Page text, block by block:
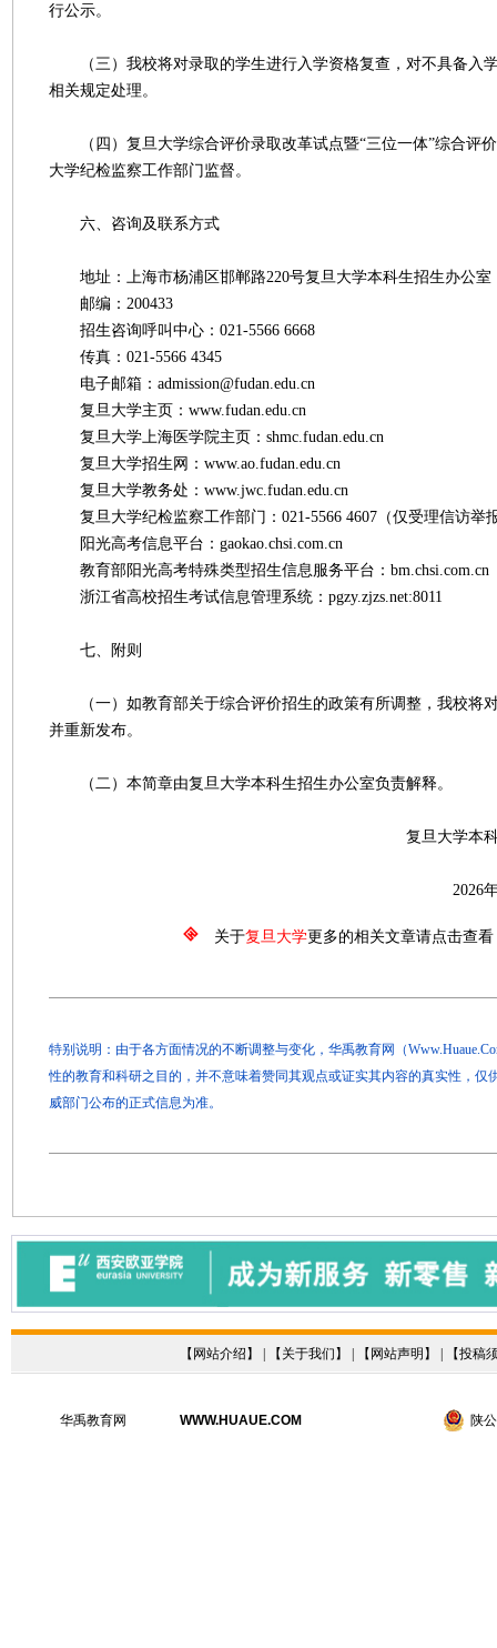
行公示。
（三）我校将对录取的学生进行入学资格复查，对不具备入
相关规定处理。
（四）复旦大学综合评价录取改革试点暨“三位一体”综合评
大学纪检监察工作部门监督。
六、咨询及联系方式
地址：上海市杨浦区邯郸路220号复旦大学本科生招生办公室
邮编：200433
招生咨询呼叫中心：021-5566 6668
传真：021-5566 4345
电子邮箱：admission@fudan.edu.cn
复旦大学主页：www.fudan.edu.cn
复旦大学上海医学院主页：shmc.fudan.edu.cn
复旦大学招生网：www.ao.fudan.edu.cn
复旦大学教务处：www.jwc.fudan.edu.cn
复旦大学纪检监察工作部门：021-5566 4607（仅受理信访举
阳光高考信息平台：gaokao.chsi.com.cn
教育部阳光高考特殊类型招生信息服务平台：bm.chsi.com.cn
浙江省高校招生考试信息管理系统：pgzy.zjzs.net:8011
七、附则
（一）如教育部关于综合评价招生的政策有所调整，我校将
并重新发布。
（二）本简章由复旦大学本科生招生办公室负责解释。
复旦大学本科生招生
2026年5月13
关于复旦大学更多的相关文章请点击查看
特别说明：由于各方面情况的不断调整与变化，华禹教育网（
性的教育和科研之目的，并不意味着赞同其观点或证实其内容的真实性，仅
威部门公布的正式信息为准。
【 网站介绍 】 | 【 关于我们 】 | 【 网站声明 】 | 【投稿
华禹教育网 WWW.HUAUE.COM 陕